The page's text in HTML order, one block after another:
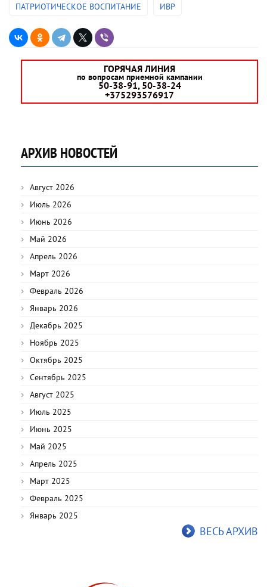
ПАТРИОТИЧЕСКОЕ ВОСПИТАНИЕ ИВР
ГОРЯЧАЯ ЛИНИЯ
по вопросам приемной кампании
50-38-91, 50-38-24
+375293576917
АРХИВ НОВОСТЕЙ
Август 2026
Июль 2026
Июнь 2026
Май 2026
Апрель 2026
Март 2026
Февраль 2026
Январь 2026
Декабрь 2025
Ноябрь 2025
Октябрь 2025
Сентябрь 2025
Август 2025
Июль 2025
Июнь 2025
Май 2025
Апрель 2025
Март 2025
Февраль 2025
Январь 2025
ВЕСЬ АРХИВ